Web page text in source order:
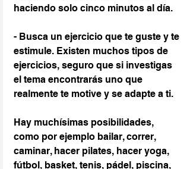
haciendo solo cinco minutos al día.
- Busca un ejercicio que te guste y te
estimule. Existen muchos tipos de
ejercicios, seguro que si investigas
el tema encontrarás uno que
realmente te motive y se adapte a ti.
Hay muchísimas posibilidades,
como por ejemplo bailar, correr,
caminar, hacer pilates, hacer yoga,
fútbol, basket, tenis, pádel, piscina,